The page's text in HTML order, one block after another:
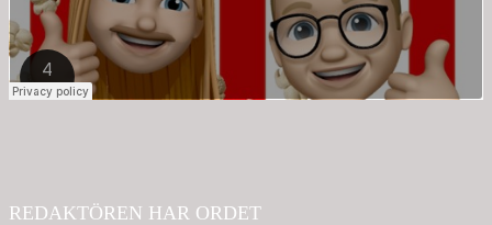
REDAKTÖREN HAR ORDET